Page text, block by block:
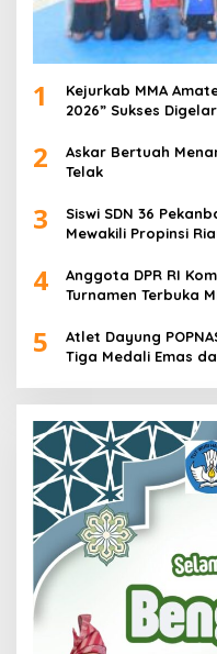
1
Kejurkab MMA
2026” Sukses
2
Askar Bertuah
Telak
3
Siswi SDN 36
Mewakili Propinsi
4
Anggota DPR RI
Turnamen Terbuka
5
Atlet Dayung
Tiga Medali Emas